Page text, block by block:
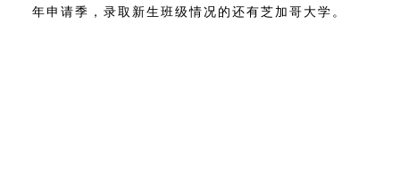
年申请季，录取新生班级情况的还有芝加哥大学。